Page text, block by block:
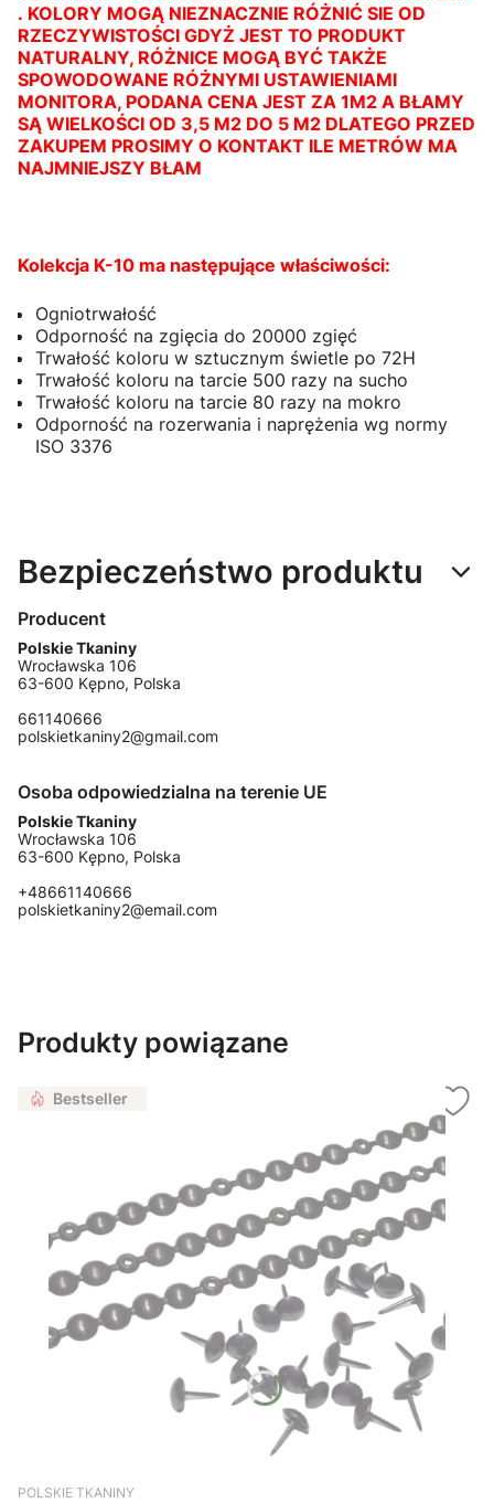
. KOLORY MOGĄ NIEZNACZNIE RÓŻNIĆ SIE OD
RZECZYWISTOŚCI GDYŻ JEST TO PRODUKT
NATURALNY, RÓŻNICE MOGĄ BYĆ TAKŻE
SPOWODOWANE RÓŻNYMI USTAWIENIAMI
MONITORA, PODANA CENA JEST ZA 1M2 A BŁAMY
SĄ WIELKOŚCI OD 3,5 M2 DO 5 M2 DLATEGO PRZED
ZAKUPEM PROSIMY O KONTAKT ILE METRÓW MA
NAJMNIEJSZY BŁAM
Kolekcja K-10 ma następujące właściwości:
Ogniotrwałość
Odporność na zgięcia do 20000 zgięć
Trwałość koloru w sztucznym świetle po 72H
Trwałość koloru na tarcie 500 razy na sucho
Trwałość koloru na tarcie 80 razy na mokro
Odporność na rozerwania i naprężenia wg normy
ISO 3376
Bezpieczeństwo produktu
Producent
Polskie Tkaniny
Wrocławska 106
63-600 Kępno, Polska
661140666
polskietkaniny2@gmail.com
Osoba odpowiedzialna na terenie UE
Polskie Tkaniny
Wrocławska 106
63-600 Kępno, Polska
+48661140666
polskietkaniny2@email.com
Produkty powiązane
Bestseller
POLSKIE TKANINY